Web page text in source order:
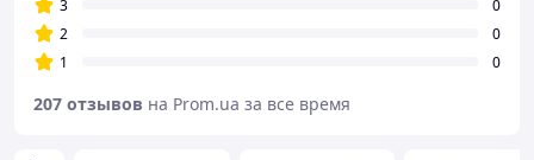
3
0
2
0
1
0
207 отзывов на Prom.ua за все время